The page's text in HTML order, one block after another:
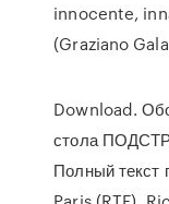
innocente,
(Graziano
Download.
стола
Полный текст